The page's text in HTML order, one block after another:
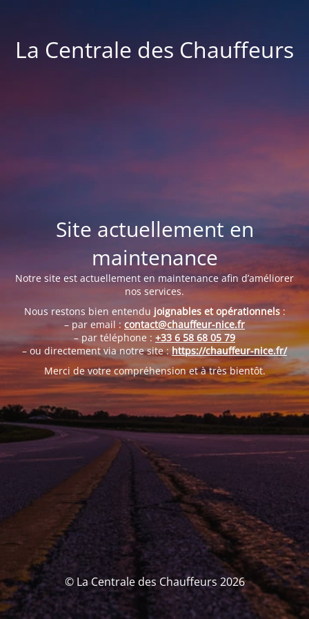
La Centrale des Chauffeurs
Site actuellement en
maintenance
Notre site est actuellement en maintenance afin d’améliorer
nos services.
Nous restons bien entendu joignables et opérationnels:
– par email :contact@chauffeur-nice.fr
– par téléphone : +33 6 58 68 05 79
– ou directement via notre site :https://chauffeur-nice.fr/
Merci de votre compréhension et à très bientôt.
© La Centrale des Chauffeurs 2026